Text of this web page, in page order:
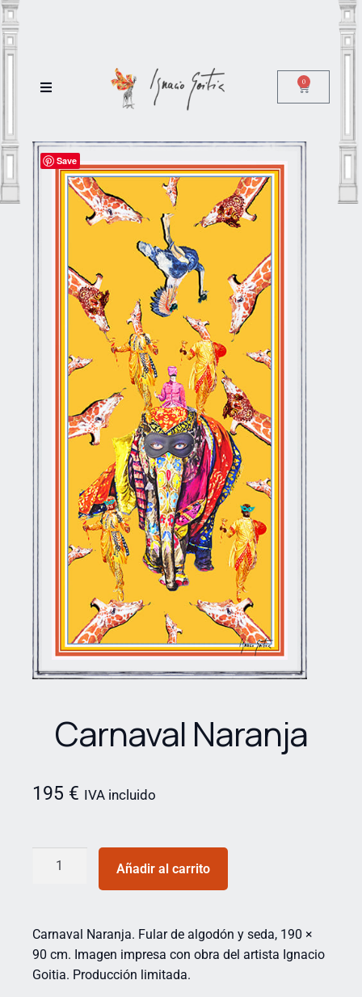
0
Save
Carnaval Naranja
195 € IVA incluido
Añadir al carrito
Carnaval Naranja. Fular de algodón y seda, 190 ×
90 cm. Imagen impresa con obra del artista Ignacio
Goitia. Producción limitada.